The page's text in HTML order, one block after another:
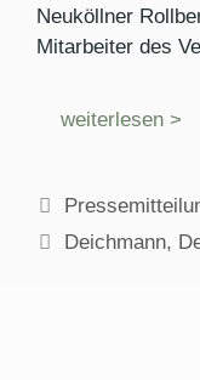
Neuköllner
Mitarbeiter des
weiterlesen >
Kategorien
Schlagwörter
Deichmann,